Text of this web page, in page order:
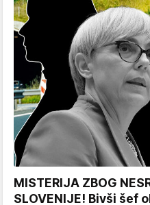
MISTERIJA ZBOG
SLOVENIJE! Bivši šef